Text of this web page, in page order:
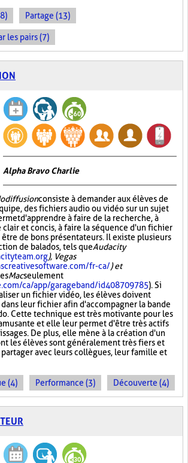
Partage (13)
les pairs (7)
Alpha Bravo Charlie
consiste à demander aux élèves de
des fichiers audio ou vidéo sur un sujet
d'apprendre à faire de la recherche, à
et concis, à faire la séquence d'un fichier
être de bons présentateurs. Il existe plusieurs
de balados, tels queAudacity
), Vegas
fr-ca/) et
Macseulement
ca/app/garageband/id408709785). Si
un fichier vidéo, les élèves doivent
leur fichier afin d'accompagner la bande
Cette technique est très motivante pour les
et elle leur permet d'être très actifs
De plus, elle mène à la création d'un
les élèves sont généralement très fiers et
avec leurs collègues, leur famille et
(4) Performance (3) Découverte (4)